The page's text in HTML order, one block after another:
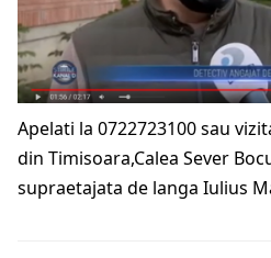
Apelati la 0722723100 sau
din Timisoara,Calea Sever
supraetajata de langa Iulius